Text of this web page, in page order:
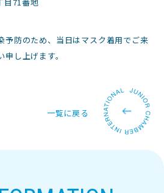
防のため、当日はマスク着用でご来
し上げます。
一覧に戻る